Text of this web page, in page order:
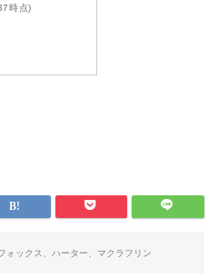
時点)
ォックス、ハーター、マクラフリン